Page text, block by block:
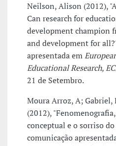
Neilson, Alison (2012),
Can research for
development champion
and development for
apresentada em
Educational Research,
21 de Setembro.
Moura Arroz, A;
(2012),
conceptual e o sorriso
comunicação